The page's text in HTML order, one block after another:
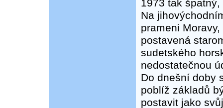
1973 tak
Na
prameni
postavená
sudetského
nedostatečnou
Do dnešní doby
poblíž základů
postavit jako